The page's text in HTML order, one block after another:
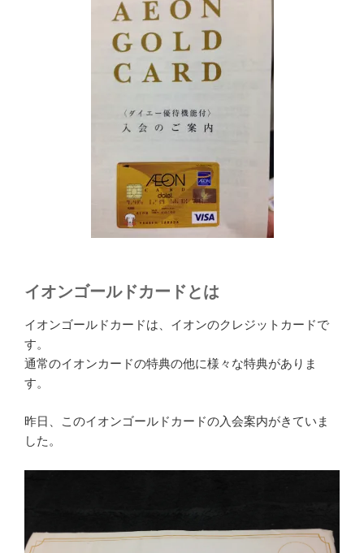
イオンゴールドカードとは
イオンゴールドカードは、イオンのクレジットカードで
す。
通常のイオンカードの特典の他に様々な特典がありま
す。
昨日、このイオンゴールドカードの入会案内がきていま
した。